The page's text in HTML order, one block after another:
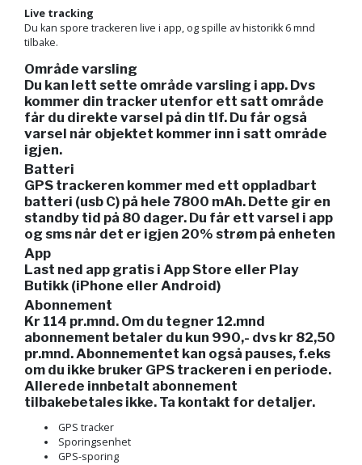
Live tracking
Du kan spore trackeren live i app, og spille av historikk 6 mnd
tilbake.
Område varsling
Du kan lett sette område varsling i app. Dvs
kommer din tracker utenfor ett satt område
får du direkte varsel på din tlf. Du får også
varsel når objektet kommer inn i satt område
igjen.
Batteri
GPS trackeren kommer med ett oppladbart
batteri (usb C) på hele 7800 mAh. Dette gir en
standby tid på 80 dager. Du får ett varsel i app
og sms når det er igjen 20% strøm på enheten
App
Last ned app gratis i App Store eller Play
Butikk (iPhone eller Android)
Abonnement
Kr 114 pr.mnd. Om du tegner 12.mnd
abonnement betaler du kun 990,- dvs kr 82,50
pr.mnd. Abonnementet kan også pauses, f.eks
om du ikke bruker GPS trackeren i en periode.
Allerede innbetalt abonnement
tilbakebetales ikke. Ta kontakt for detaljer.
GPS tracker
Sporingsenhet
GPS-sporing